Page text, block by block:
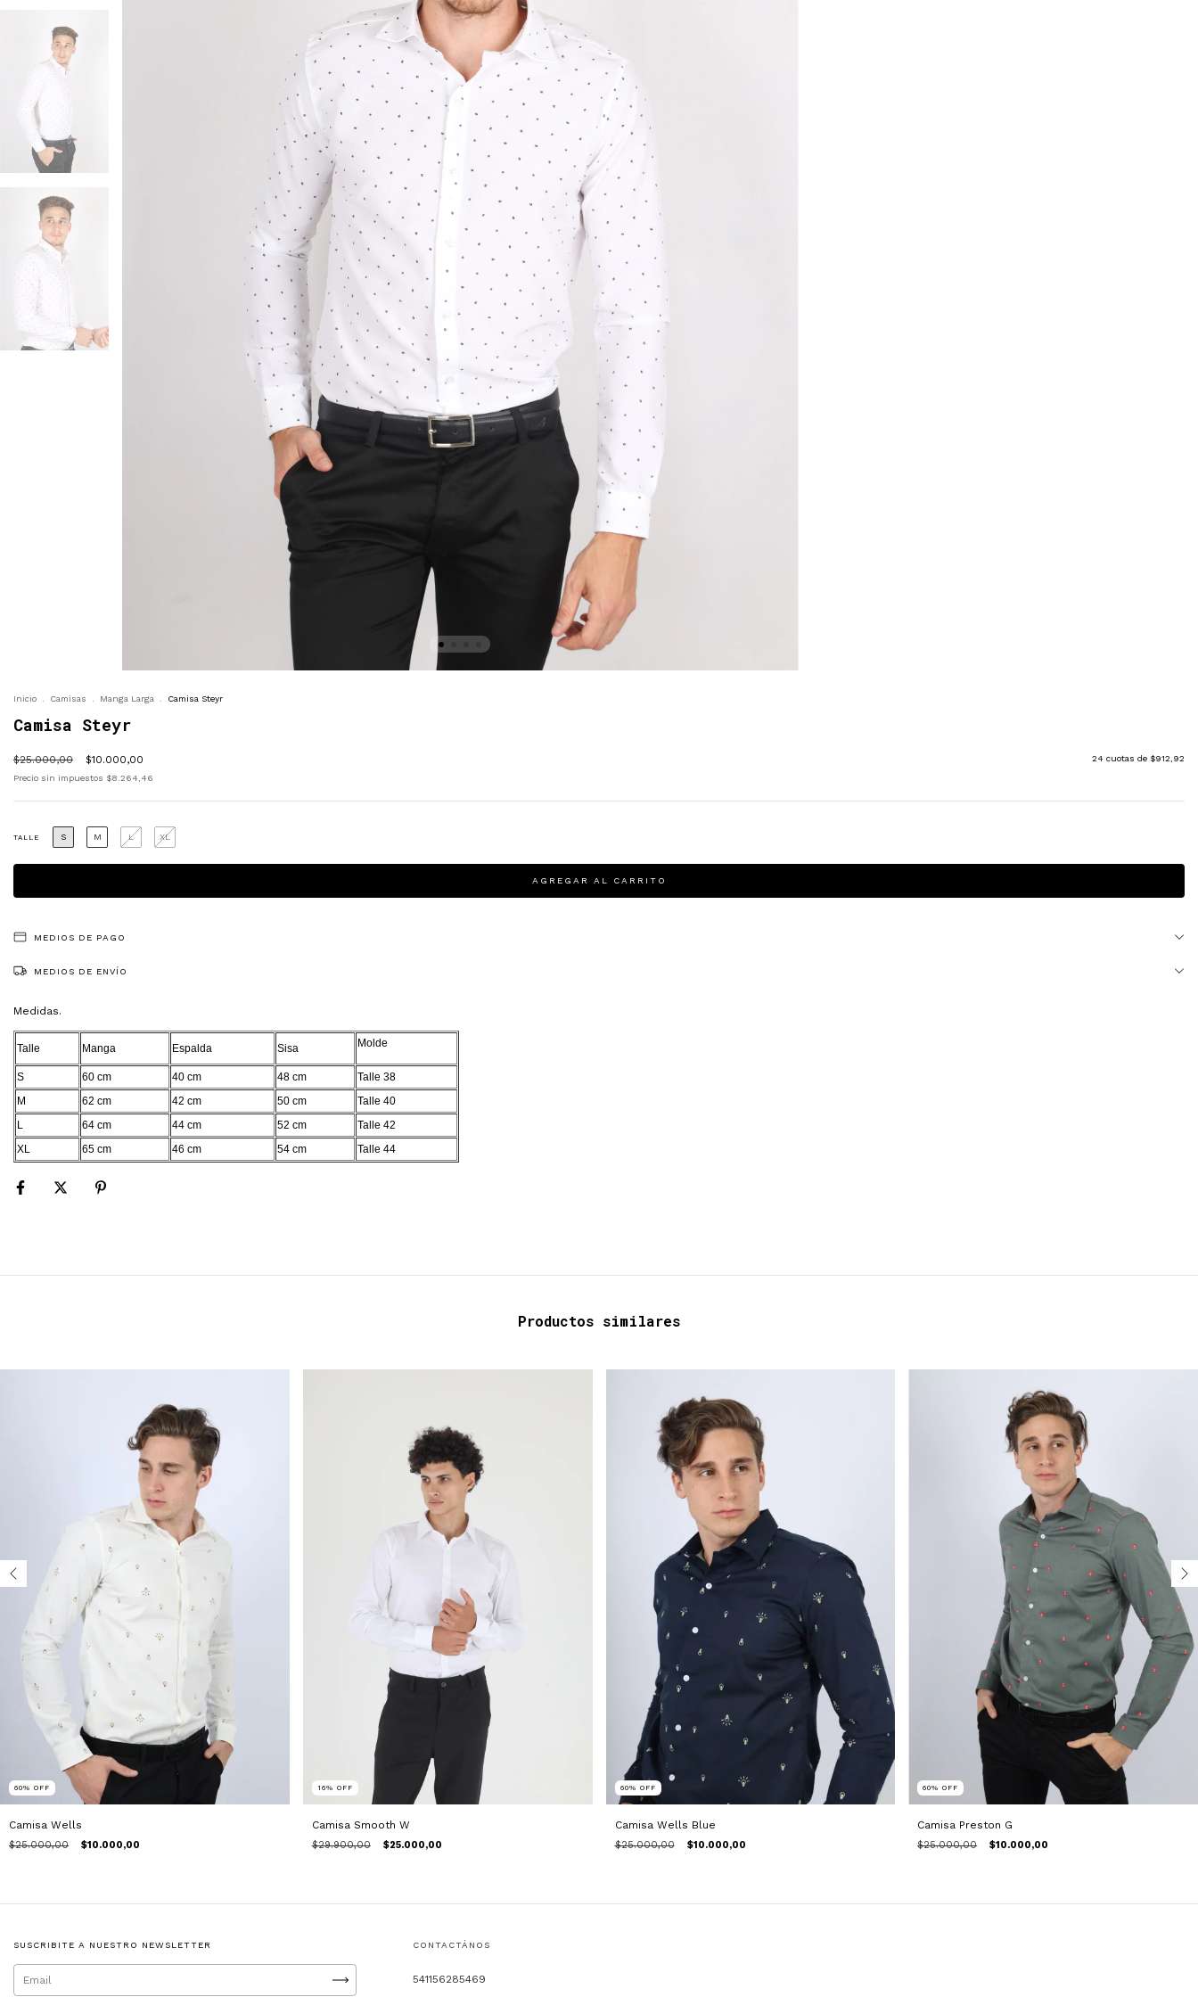
Inicio . Camisas . Manga Larga . Camisa Steyr
Camisa Steyr
$25.000,00 $10.000,00 24 cuotas de $912,92
Precio sin impuestos $8.264,46
TALLE S M L XL
MEDIOS DE PAGO
MEDIOS DE ENVÍO
Medidas.
Talle Manga Espalda Sisa Molde
S 60 cm 40 cm 48 cm
Talle 38
M
62 cm 42 cm 50 cm
Talle 40
L
64 cm 44 cm 52 cm
Talle 42
XL
65 cm 46 cm 54 cm Talle 44
Productos similares
60% OFF
Camisa Wells
$25.000,00 $10.000,00
16% OFF
Camisa Smooth W
$29.900,00 $25.000,00
60% OFF
Camisa Wells Blue
$25.000,00 $10.000,00
60%OFF
Camisa Preston G
$25.000,00 $10.000,00
SUSCRIBITE A NUESTRO NEWSLETTER CONTACTÁNOS
541156285469